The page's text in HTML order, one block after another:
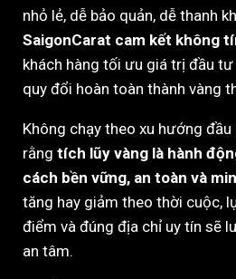
nhỏ lẻ, dễ bảo quản, dễ thanh
SaigonCarat cam kết không
khách hàng tối ưu giá trị đầu
quy đổi hoàn toàn thành vàng
Không chạy theo xu hướng
rằng tích lũy vàng là hành
cách bền vững, an toàn và
tăng hay giảm theo thời cuộc,
điểm và đúng địa chỉ uy tín sẽ
an tâm.